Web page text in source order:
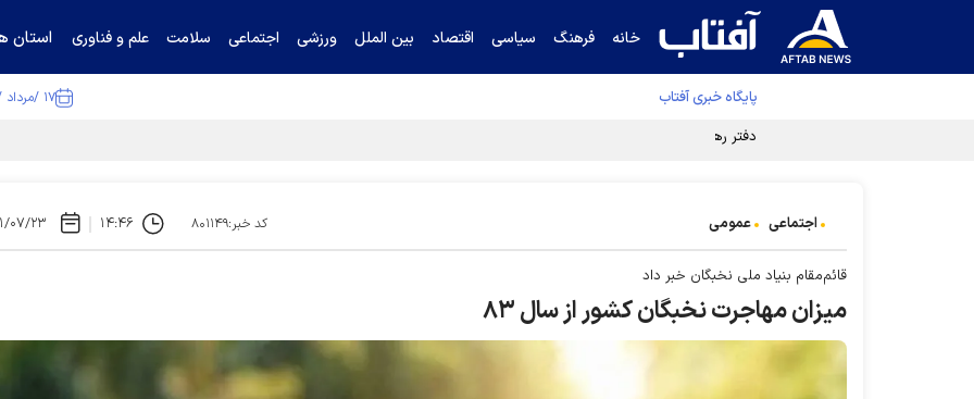
خانه فرهنگ سیاسی اقتصاد بین الملل ورزشی اجتماعی سلامت علم و فناوری استان
پایگاه خبری آفتاب ۱۷ /مرداد /۱۴۰۵
دفتر رهبر انقلاب ادعای خرازی درباره پزشکیان را تکذیب کرد
اجتماعی عمومی کد خبر:۸۰۱۱۴۹ ۱۴:۴۶ ۱۴۰۱/
قائم‌مقام بنیاد ملی نخبگان خبر داد
میزان مهاجرت نخبگان کشور از سال ۸۳